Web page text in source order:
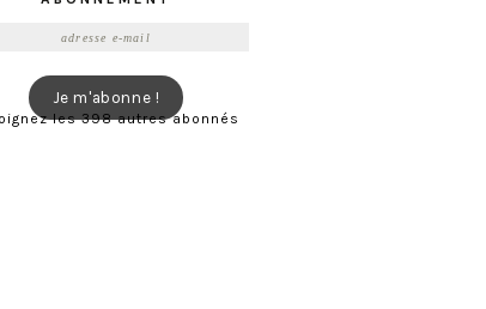
Je m'abonne !
les 398 autres abonnés